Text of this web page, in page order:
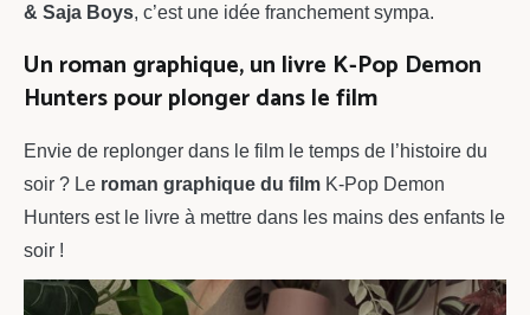
& Saja Boys, c’est une idée franchement sympa.
Un roman graphique, un livre K-Pop Demon
Hunters pour plonger dans le film
Envie de replonger dans le film le temps de l’histoire du
soir ? Le roman graphique du film K-Pop Demon
Hunters est le livre à mettre dans les mains des enfants le
soir !